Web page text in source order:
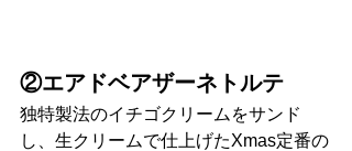
②エアドベアザーネトルテ
独特製法のイチゴクリームをサンド
し、生クリームで仕上げたXmas定番の